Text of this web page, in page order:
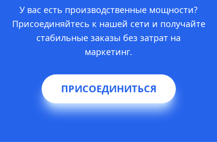
У вас есть производственные мощности?
Присоединяйтесь к нашей сети и получайте
стабильные заказы без затрат на
маркетинг.
ПРИСОЕДИНИТЬСЯ